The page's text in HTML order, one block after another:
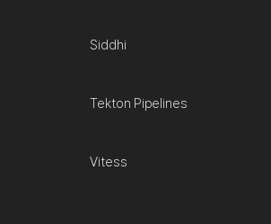
Siddhi
Tekton Pipelines
Vitess